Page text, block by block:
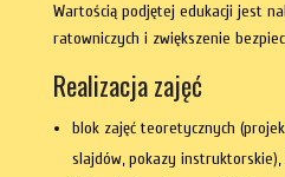
Wartością podjętej edukacji jest
ratowniczych i zwiększenie
Realizacja zajęć
blok zajęć teoretycznych
slajdów, pokazy instruktorskie),